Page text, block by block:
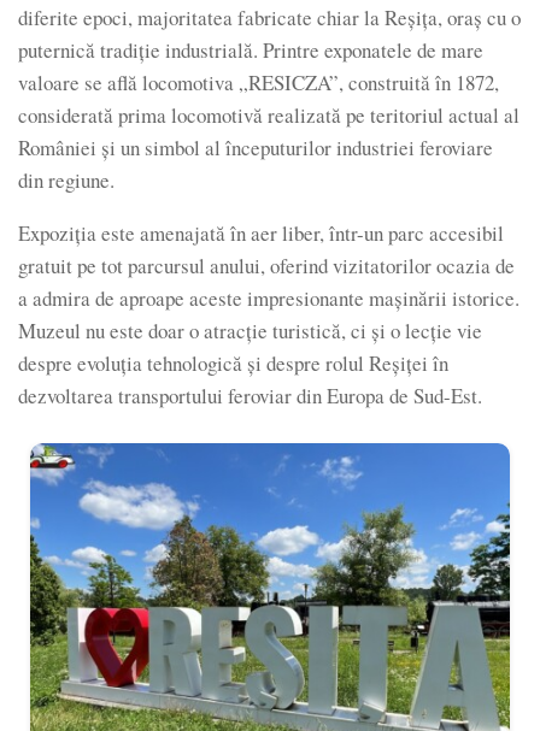
diferite epoci, majoritatea fabricate chiar la Reșița, oraș cu o
puternică tradiție industrială. Printre exponatele de mare
valoare se află locomotiva „RESICZA”, construită în 1872,
considerată prima locomotivă realizată pe teritoriul actual al
României și un simbol al începuturilor industriei feroviare
din regiune.
Expoziția este amenajată în aer liber, într-un parc accesibil
gratuit pe tot parcursul anului, oferind vizitatorilor ocazia de
a admira de aproape aceste impresionante mașinării istorice.
Muzeul nu este doar o atracție turistică, ci și o lecție vie
despre evoluția tehnologică și despre rolul Reșiței în
dezvoltarea transportului feroviar din Europa de Sud-Est.